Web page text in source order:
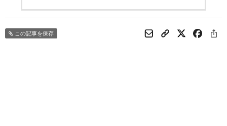
この記事を保存